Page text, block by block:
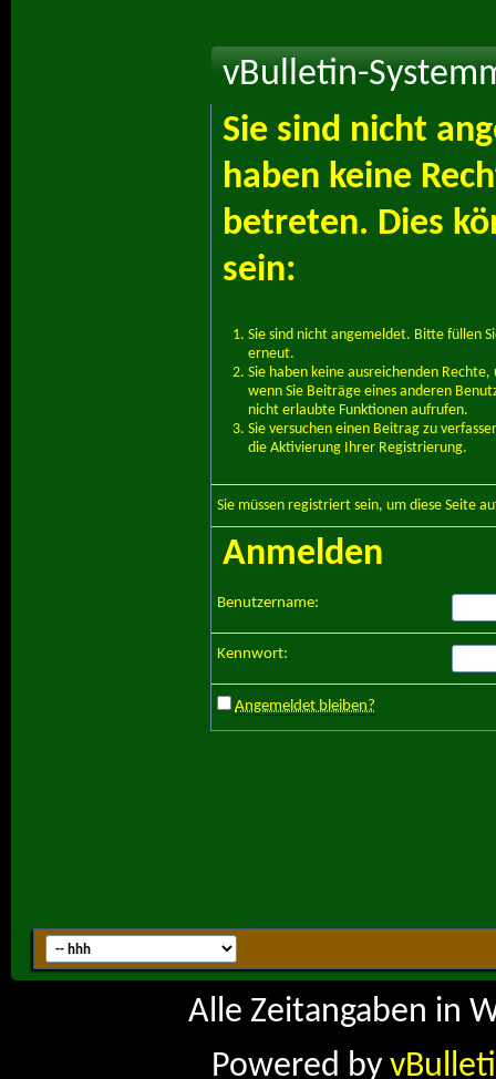
vBulletin-
Sie sind nicht
haben keine
betreten. Dies
sein:
Sie sind nicht angemeldet. Bitte füllen
erneut.
Sie haben keine ausreichenden
wenn Sie Beiträge eines anderen
nicht erlaubte Funktionen aufrufen.
Sie versuchen einen Beitrag zu
die Aktivierung Ihrer Registrierung.
Sie müssen registriert sein, um diese Seite
Anmelden
Benutzername:
Kennwort:
Angemeldet bleiben?
Alle Zeitangaben in
Powered by